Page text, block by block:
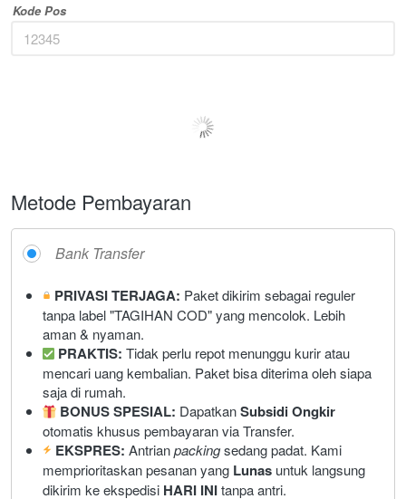
Kode Pos
Metode Pembayaran
PRIVASI TERJAGA: Paket dikirim sebagai reguler
tanpa label "TAGIHAN COD" yang mencolok. Lebih
aman & nyaman.
PRAKTIS: Tidak perlu repot menunggu kurir atau
mencari uang kembalian. Paket bisa diterima oleh siapa
saja di rumah.
BONUS SPESIAL: Dapatkan Subsidi Ongkir
otomatis khusus pembayaran via Transfer.
EKSPRES: Antrian packing sedang padat. Kami
memprioritaskan pesanan yang Lunas untuk langsung